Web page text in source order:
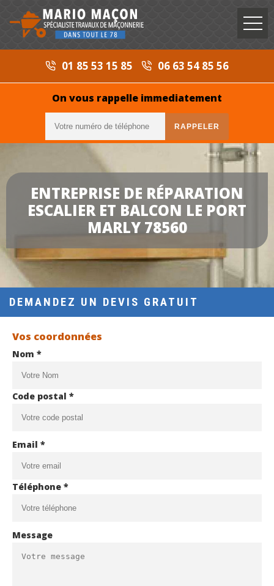
01 85 53 15 85 06 63 54 85 56
On vous rappelle immediatement
ENTREPRISE DE RÉPARATION
ESCALIER ET BALCON LE PORT
MARLY 78560
DEMANDEZ UN DEVIS GRATUIT
Vos coordonnées
Nom *
Code postal *
Email *
Téléphone *
Message